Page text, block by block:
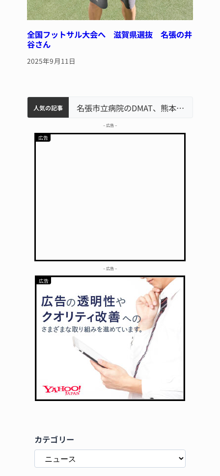
全国フットサル大会へ 滋賀県選抜 名張の井
谷さん
2025年9月11日
人気の記事
名張市水道料金47％値上げへ 答申案、審議会で大筋まとまる
器物損壊容疑で83歳女逮捕 伊賀署
中学校の陶壁モニュメント 地元建設会社がボランティアで清掃 伊賀 名張市立病院のDMAT、熊本地震の被災地へ 能登以来3回目の派遣
– 広告 –
– 広告 –
カテゴリー